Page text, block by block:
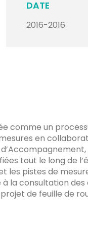
DATE
2016-2016
comme un
en
tout le long de
les pistes de
la consultation
de feuille de